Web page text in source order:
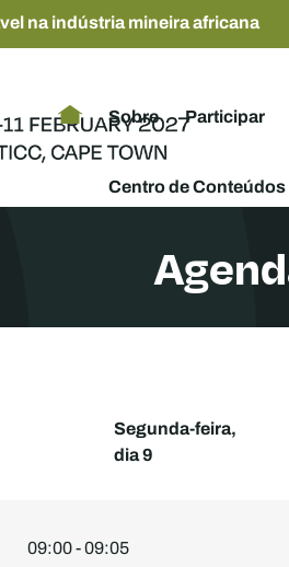
na indústria mineira africana
Sobre Participar
Centro de Conteúdos
Segunda-feira,
dia 9
09:00 - 09:05